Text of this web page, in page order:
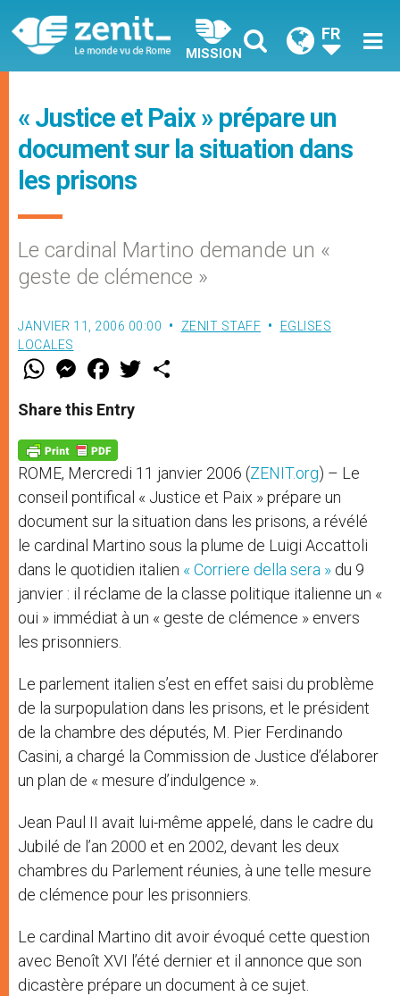
MISSION
FR
« Justice et Paix » prépare un
document sur la situation dans
les prisons
Le cardinal Martino demande un «
geste de clémence »
JANVIER 11, 2006 00:00 ZENIT STAFF
EGLISES
LOCALES
W
t
s
p
p
M
e
s
e
g
e
r
F
a
e
b
o
k
w
Share this Entry
ROME, Mercredi 11 janvier 2006 (ZENIT.org) – Le
conseil pontifical « Justice et Paix » prépare un
document sur la situation dans les prisons, a révélé
le cardinal Martino sous la plume de Luigi Accattoli
dans le quotidien italien « Corriere della sera » du 9
janvier : il réclame de la classe politique italienne un «
oui » immédiat à un « geste de clémence » envers
les prisonniers.
Le parlement italien s’est en effet saisi du problème
de la surpopulation dans les prisons, et le président
de la chambre des députés, M. Pier Ferdinando
Casini, a chargé la Commission de Justice d’élaborer
un plan de « mesure d’indulgence ».
Jean Paul II avait lui-même appelé, dans le cadre du
Jubilé de l’an 2000 et en 2002, devant les deux
chambres du Parlement réunies, à une telle mesure
de clémence pour les prisonniers.
Le cardinal Martino dit avoir évoqué cette question
avec Benoît XVI l’été dernier et il annonce que son
dicastère prépare un document à ce sujet.